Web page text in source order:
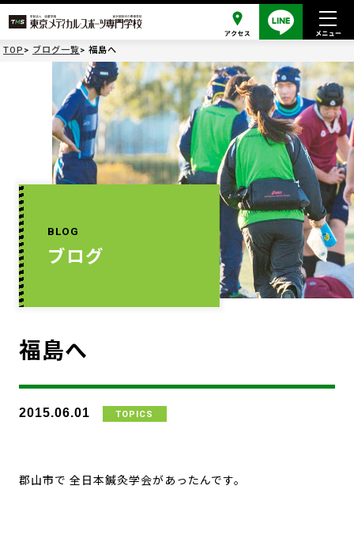
TOP ブログ一覧 福島へ
BLOG
ブログ
福島へ
2015.06.01 TOPICS
郡山市で 全日本鍼灸学会があったんです。